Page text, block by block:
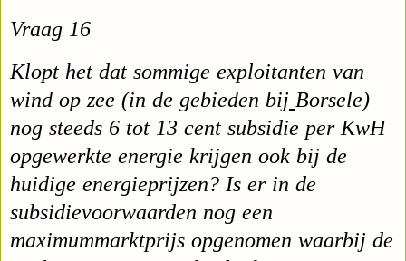
Vraag 16
Klopt het dat sommige exploitanten van
wind op zee (in de gebieden bij Borsele)
nog steeds 6 tot 13 cent subsidie per KwH
opgewerkte energie krijgen ook bij de
huidige energieprijzen? Is er in de
subsidievoorwaarden nog een
maximummarktprijs opgenomen waarbij de